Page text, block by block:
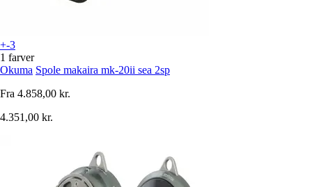
+-3
1 farver
Okuma Spole makaira mk-20ii sea 2sp
Fra 4.858,00 kr.
4.351,00 kr.